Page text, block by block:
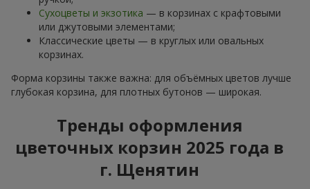
Сухоцветы и экзотика — в корзинах с крафтовыми
или джутовыми элементами;
Классические цветы — в круглых или овальных
корзинах.
Форма корзины также важна: для объёмных цветов лучше
глубокая корзина, для плотных бутонов — широкая.
Тренды оформления
цветочных корзин 2025 года в
г. Щенятин